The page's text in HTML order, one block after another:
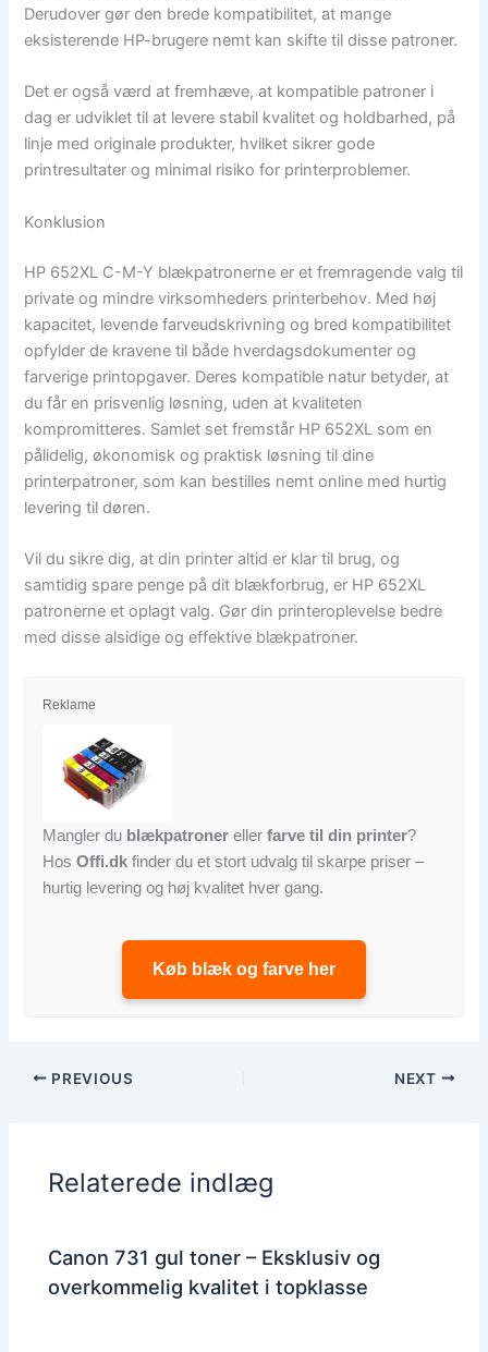
Derudover gør den brede kompatibilitet, at mange
eksisterende HP-brugere nemt kan skifte til disse patroner.
Det er også værd at fremhæve, at kompatible patroner i
dag er udviklet til at levere stabil kvalitet og holdbarhed, på
linje med originale produkter, hvilket sikrer gode
printresultater og minimal risiko for printerproblemer.
Konklusion
HP 652XL C-M-Y blækpatronerne er et fremragende valg til
private og mindre virksomheders printerbehov. Med høj
kapacitet, levende farveudskrivning og bred kompatibilitet
opfylder de kravene til både hverdagsdokumenter og
farverige printopgaver. Deres kompatible natur betyder, at
du får en prisvenlig løsning, uden at kvaliteten
kompromitteres. Samlet set fremstår HP 652XL som en
pålidelig, økonomisk og praktisk løsning til dine
printerpatroner, som kan bestilles nemt online med hurtig
levering til døren.
Vil du sikre dig, at din printer altid er klar til brug, og
samtidig spare penge på dit blækforbrug, er HP 652XL
patronerne et oplagt valg. Gør din printeroplevelse bedre
med disse alsidige og effektive blækpatroner.
Reklame
Mangler du blækpatroner ellerfarve til din printer?
HosOffi.dk finder du et stort udvalg til skarpe priser –
hurtig levering og høj kvalitet hver gang.
Køb blæk og farve her
PREVIOUS NEXT
Relaterede indlæg
Canon 731 gul toner – Eksklusiv og
overkommelig kvalitet i topklasse